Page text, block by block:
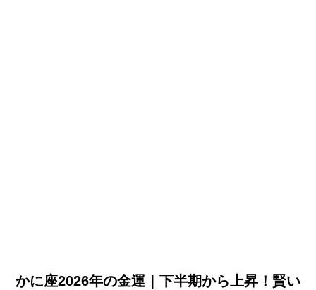
かに座2026年の金運｜下半期から上昇！賢い